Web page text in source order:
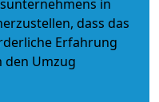
in
dass das
Erfahrung
Umzug